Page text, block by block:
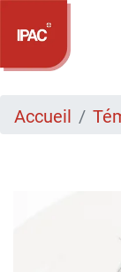
Aller
contenu
Accueil